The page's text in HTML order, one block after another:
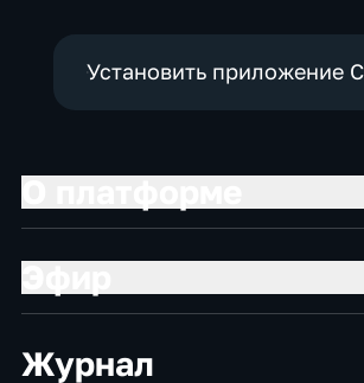
Установить приложение
Журнал